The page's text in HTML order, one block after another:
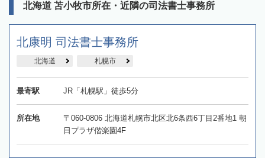
北海道 苫小牧市所在・近隣の司法書士事務所
北康明 司法書士事務所
北海道 札幌市
最寄駅 JR「札幌駅」徒歩5分
所在地
〒060-0806 北海道札幌市北区北6条西6丁目2番地1 朝
日プラザ偕楽園4F